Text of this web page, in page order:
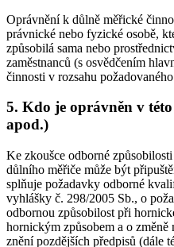
Oprávnění k důlně měřické
právnické nebo fyzické osobě,
způsobilá sama nebo
zaměstnanců (s osvědčením
činnosti v rozsahu
5. Kdo je oprávněn v
apod.)
Ke zkoušce odborné
důlního měřiče může být
splňuje požadavky odborné
vyhlášky č. 298/2005 Sb., o
odbornou způsobilost při
hornickým způsobem a o
znění pozdějších předpisů (dále